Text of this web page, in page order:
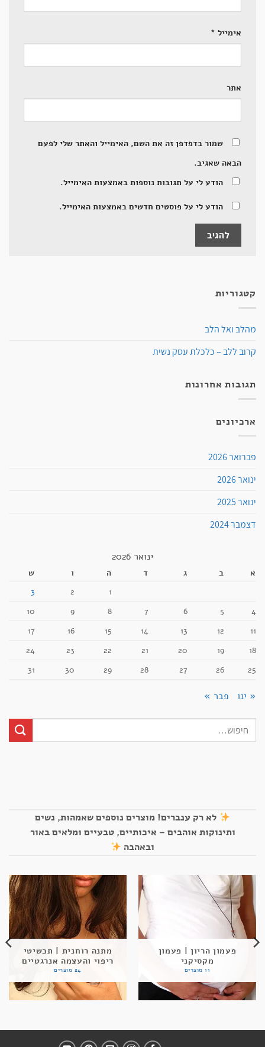
אימייל *
אתר
שמור בדפדפן זה את השם, האימייל והאתר שלי לפעם
הבאה שאגיב.
הודע לי על תגובות נוספות באמצעות האימייל.
הודע לי על פוסטים חדשים באמצעות האימייל.
קטגוריות
מהלב ואל הלב
קרוב ללב – כלכלת עסק נשית
תגובות אחרונות
ארכיונים
פברואר 2026
ינואר 2026
ינואר 2025
דצמבר 2024
ינואר 2026
א ב ג ד ה ו
ש
1
2
3
4
5
6
7
8
9
10
11
12
13
14
15
16
17
18
19
20
21
22
23
24
25
26
27
28
29
30
31
« ינו פבר »
לא רק ענברים! מוצרים נוספים שאמהות, נשים
ותינוקות אוהבים – איכותיים, טבעיים ומלאים באור
ובאהבה
פעמון הריון | פעמון
מקסיקני
11 מוצרים
מתנה רוחנית | תכשיטי
ריפוי והעצמה אנרגטיים
24 מוצרים